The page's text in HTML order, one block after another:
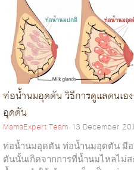
ท่อน้ำนมอุดตัน วิธีการดูแลตนเ
อุดตัน
MamaExpert Team 13 December
ท่อน้ำนมอุดตัน ท่อน้ำนมอุดตัน มีอ
ตันนั้นเกิดจากการที่น้ำนมไหลไม่